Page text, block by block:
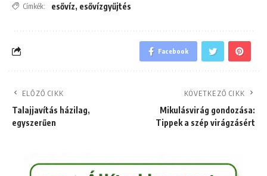
Címkék: esővíz, esővízgyűjtés
Facebook
ELŐZŐ CIKK
Talajjavítás házilag,
egyszerűen
KÖVETKEZŐ CIKK
Mikulásvirág gondozása:
Tippek a szép virágzásért